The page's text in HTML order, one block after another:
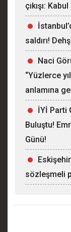
çıkışı:
saldırı!
Naci
“Yüzlerce
anlamına
İYİ Parti
Buluştu!
Günü!
sözleşmeli